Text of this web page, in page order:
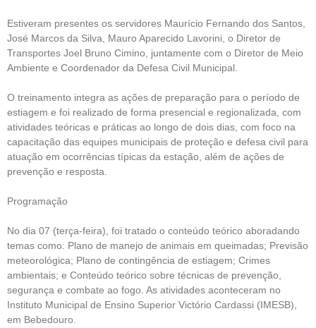
Estiveram presentes os servidores Maurício Fernando dos Santos,
José Marcos da Silva, Mauro Aparecido Lavorini, o Diretor de
Transportes Joel Bruno Cimino, juntamente com o Diretor de Meio
Ambiente e Coordenador da Defesa Civil Municipal.
O treinamento integra as ações de preparação para o período de
estiagem e foi realizado de forma presencial e regionalizada, com
atividades teóricas e práticas ao longo de dois dias, com foco na
capacitação das equipes municipais de proteção e defesa civil para
atuação em ocorrências típicas da estação, além de ações de
prevenção e resposta.
Programação
No dia 07 (terça-feira), foi tratado o conteúdo teórico aboradando
temas como: Plano de manejo de animais em queimadas; Previsão
meteorológica; Plano de contingência de estiagem; Crimes
ambientais; e Conteúdo teórico sobre técnicas de prevenção,
segurança e combate ao fogo. As atividades aconteceram no
Instituto Municipal de Ensino Superior Victório Cardassi (IMESB),
em Bebedouro.